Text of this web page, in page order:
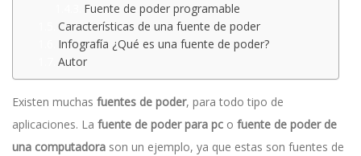
Fuente de poder programable
Características de una fuente de poder
Infografía ¿Qué es una fuente de poder?
Autor
Existen muchas fuentes de poder, para todo tipo de
aplicaciones. La fuente de poder para pc o fuente de poder de
una computadora son un ejemplo, ya que estas son fuentes de